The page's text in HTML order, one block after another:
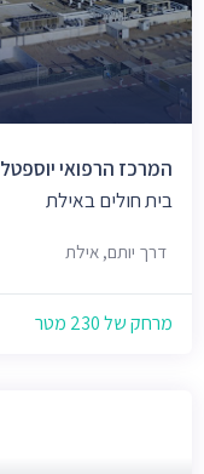
המרכז הרפואי יוספטל
בית חולים באילת
דרך יותם, אילת
מרחק של 230 מטר